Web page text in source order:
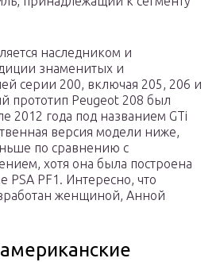
наследником и
знаменитых и
серии 200, включая 205, 206 и
прототип Peugeot 208 был
2012 года под названием GTi
версия модели ниже,
по сравнению с
хотя она была построена
PSA PF1. Интересно, что
женщиной, Анной